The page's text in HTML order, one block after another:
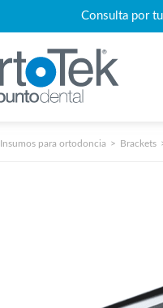
Consulta por
Insumos para ortodoncia Brackets